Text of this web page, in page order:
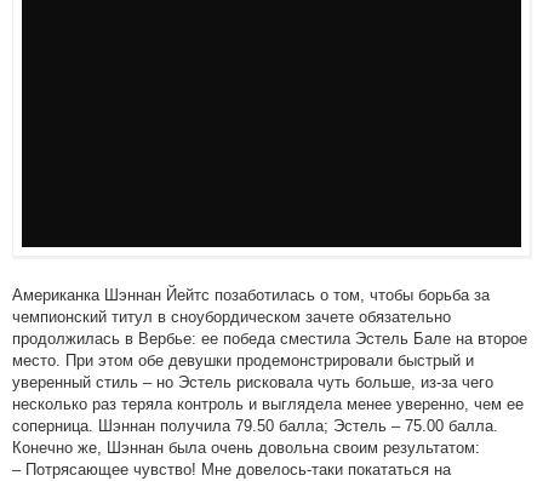
Американка Шэннан Йейтс позаботилась о том, чтобы борьба за
чемпионский титул в сноубордическом зачете обязательно
продолжилась в Вербье: ее победа сместила Эстель Бале на второе
место. При этом обе девушки продемонстрировали быстрый и
уверенный стиль – но Эстель рисковала чуть больше, из-за чего
несколько раз теряла контроль и выглядела менее уверенно, чем ее
соперница. Шэннан получила 79.50 балла; Эстель – 75.00 балла.
Конечно же, Шэннан была очень довольна своим результатом:
– Потрясающее чувство! Мне довелось-таки покататься на